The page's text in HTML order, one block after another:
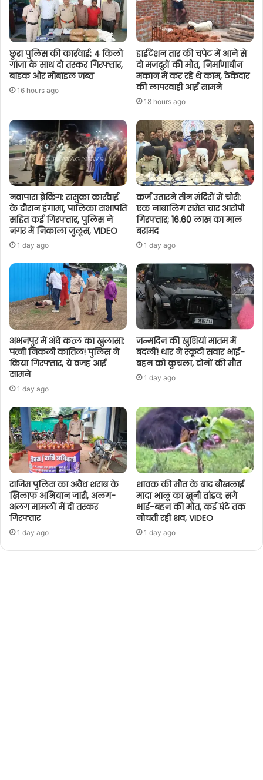
छुरा पुलिस की कार्रवाई: 4 किलो
गांजा के साथ दो तस्कर गिरफ्तार,
बाइक और मोबाइल जब्त
16 hours ago
हाईटेंशन तार की चपेट में आने से
दो मजदूरों की मौत, निर्माणाधीन
मकान में कर रहे थे काम, ठेकेदार
की लापरवाही आई सामने
18 hours ago
नवापारा ब्रेकिंग: रासुका कार्रवाई
के दौरान हंगामा, पालिका सभापति
सहित कई गिरफ्तार, पुलिस ने
नगर में निकाला जुलूस, VIDEO
1 day ago
कर्ज उतारने तीन मंदिरों में चोरी:
एक नाबालिग समेत चार आरोपी
गिरफ्तार; 16.60 लाख का माल
बरामद
1 day ago
अभनपुर में अंधे कत्ल का खुलासा:
पत्नी निकली कातिल! पुलिस ने
किया गिरफ्तार, ये वजह आई
सामने
1 day ago
जन्मदिन की खुशियां मातम में
बदलीं! थार ने स्कूटी सवार भाई-
बहन को कुचला, दोनों की मौत
1 day ago
राजिम पुलिस का अवैध शराब के
खिलाफ अभियान जारी, अलग-
अलग मामलों में दो तस्कर
गिरफ्तार
1 day ago
शावक की मौत के बाद बौखलाई
मादा भालू का खूनी तांडव: सगे
भाई-बहन की मौत, कई घंटे तक
नोचती रही शव, VIDEO
1 day ago